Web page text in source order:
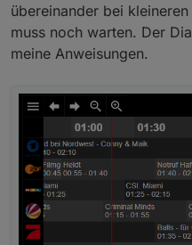
übereinander bei
muss noch warten. Der
meine Anweisungen.